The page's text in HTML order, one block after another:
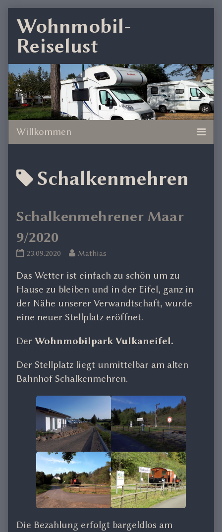
content
Wohnmobil-
Reiselust
Posts
tagged
Schalkenmehren
Schalkenmehrener Maar
9/2020
Schalkenmehrener
9/2020
published
on
23.09.2020
Read
posts
by
of
Maar
Mathias
Das Wetter ist einfach zu schön um zu
Hause zu bleiben und in der Eifel, ganz in
der Nähe unserer Verwandtschaft, wurde
eine neuer Stellplatz eröffnet.
Der Wohnmobilpark Vulkaneifel.
Der Stellplatz liegt unmittelbar am alten
Bahnhof Schalkenmehren.
Die Bezahlung erfolgt bargeldlos am